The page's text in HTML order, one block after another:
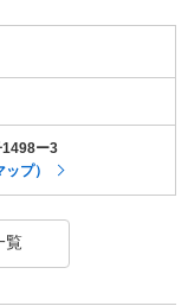
1498ー3
プ）
覧